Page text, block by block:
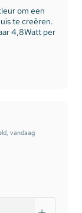
om een
te creëren.
4,8Watt per
vandaag